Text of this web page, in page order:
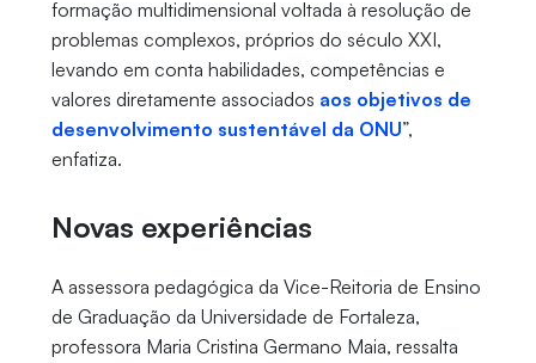
formação multidimensional voltada à resolução de
problemas complexos, próprios do século XXI,
levando em conta habilidades, competências e
valores diretamente associados aos objetivos de
desenvolvimento sustentável da ONU”,
enfatiza.
Novas experiências
A assessora pedagógica da Vice-Reitoria de Ensino
de Graduação da Universidade de Fortaleza,
professora Maria Cristina Germano Maia, ressalta